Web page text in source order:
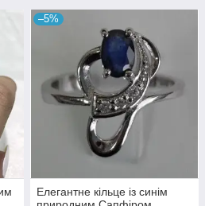
–5%
Елегантне кільце із синім